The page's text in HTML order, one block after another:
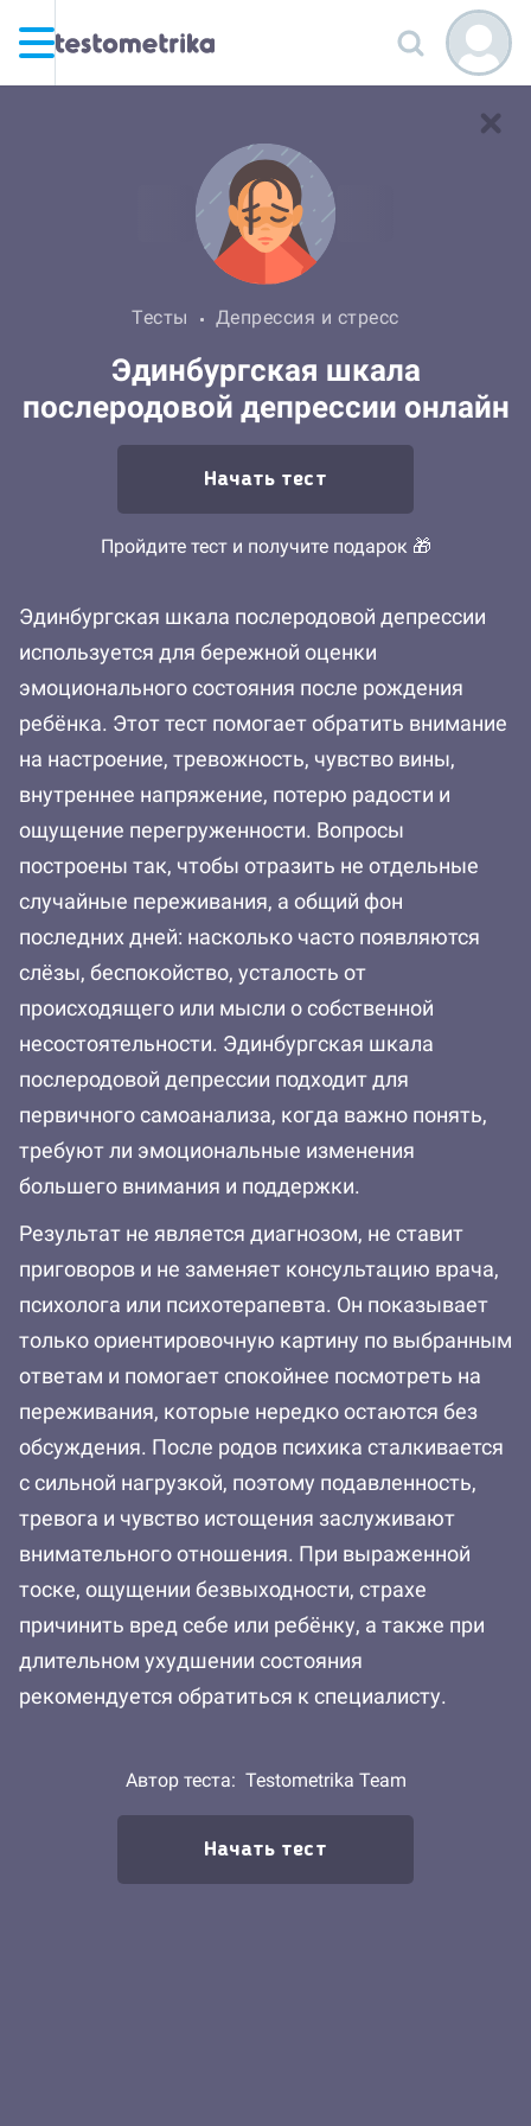
Тесты Депрессия и стресс
Эдинбургская шкала
послеродовой депрессии онлайн
Начать тест
Пройдите тест и получите подарок 🎁
Эдинбургская шкала послеродовой депрессии
используется для бережной оценки
эмоционального состояния после рождения
ребёнка. Этот тест помогает обратить внимание
на настроение, тревожность, чувство вины,
внутреннее напряжение, потерю радости и
ощущение перегруженности. Вопросы
построены так, чтобы отразить не отдельные
случайные переживания, а общий фон
последних дней: насколько часто появляются
слёзы, беспокойство, усталость от
происходящего или мысли о собственной
несостоятельности. Эдинбургская шкала
послеродовой депрессии подходит для
первичного самоанализа, когда важно понять,
требуют ли эмоциональные изменения
большего внимания и поддержки.
Результат не является диагнозом, не ставит
приговоров и не заменяет консультацию врача,
психолога или психотерапевта. Он показывает
только ориентировочную картину по выбранным
ответам и помогает спокойнее посмотреть на
переживания, которые нередко остаются без
обсуждения. После родов психика сталкивается
с сильной нагрузкой, поэтому подавленность,
тревога и чувство истощения заслуживают
внимательного отношения. При выраженной
тоске, ощущении безвыходности, страхе
причинить вред себе или ребёнку, а также при
длительном ухудшении состояния
рекомендуется обратиться к специалисту.
Автор теста: Testometrika Team
Начать тест